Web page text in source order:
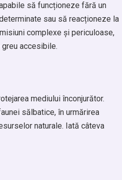
să funcționeze fără un
sau să reacționeze la
complexe și periculoase,
accesibile.
mediului înconjurător.
sălbatice, în urmărirea
naturale. Iată câteva